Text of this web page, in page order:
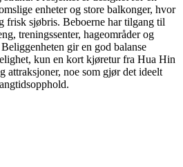
enheter og store balkonger, hvor
frisk sjøbris. Beboerne har tilgang til
treningssenter, hageområder og
gir en god balanse
kun en kort kjøretur fra Hua Hin
attraksjoner, noe som gjør det ideelt